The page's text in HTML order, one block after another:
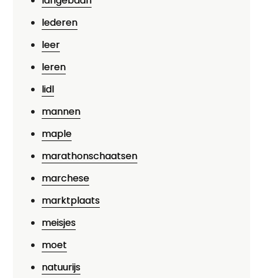
lederen
leer
leren
lidl
mannen
maple
marathonschaatsen
marchese
marktplaats
meisjes
moet
natuurijs